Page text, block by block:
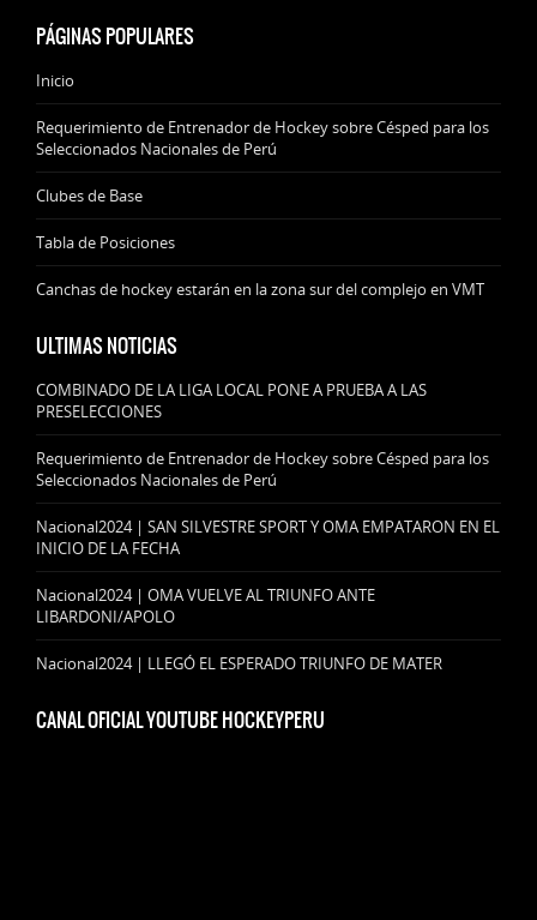
PÁGINAS POPULARES
Inicio
Requerimiento de Entrenador de Hockey sobre Césped para los
Seleccionados Nacionales de Perú
Clubes de Base
Tabla de Posiciones
Canchas de hockey estarán en la zona sur del complejo en VMT
ULTIMAS NOTICIAS
COMBINADO DE LA LIGA LOCAL PONE A PRUEBA A LAS
PRESELECCIONES
Requerimiento de Entrenador de Hockey sobre Césped para los
Seleccionados Nacionales de Perú
Nacional2024 | SAN SILVESTRE SPORT Y OMA EMPATARON EN EL
INICIO DE LA FECHA
Nacional2024 | OMA VUELVE AL TRIUNFO ANTE
LIBARDONI/APOLO
Nacional2024 | LLEGÓ EL ESPERADO TRIUNFO DE MATER
CANAL OFICIAL YOUTUBE HOCKEYPERU